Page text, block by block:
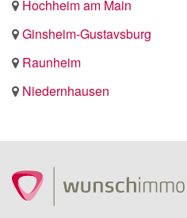
Hochheim am Main
Ginsheim-Gustavsburg
Raunheim
Niedernhausen